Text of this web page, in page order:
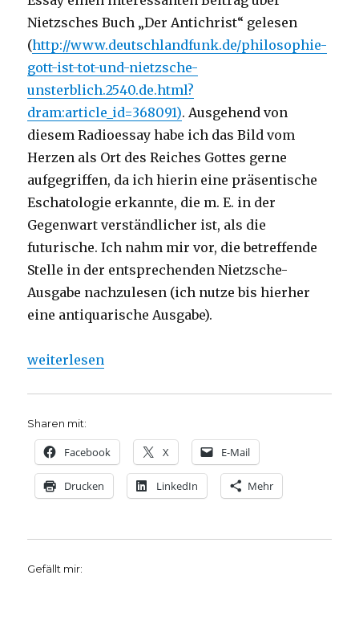
Nietzsches Buch „Der Antichrist“ gelesen
(http://www.deutschlandfunk.de/philosophie-
gott-ist-tot-und-nietzsche-
unsterblich.2540.de.html?
dram:article_id=368091). Ausgehend von
diesem Radioessay habe ich das Bild vom
Herzen als Ort des Reiches Gottes gerne
aufgegriffen, da ich hierin eine präsentische
Eschatologie erkannte, die m. E. in der
Gegenwart verständlicher ist, als die
futurische. Ich nahm mir vor, die betreffende
Stelle in der entsprechenden Nietzsche-
Ausgabe nachzulesen (ich nutze bis hierher
eine antiquarische Ausgabe).
„Kritischer Kommentar über Friedrich Nietzsches
weiterlesen
Sharen mit:
Facebook X E-Mail
Drucken LinkedIn Mehr
Gefällt mir: